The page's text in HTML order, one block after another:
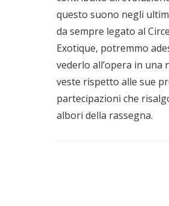
questo suono negli
da sempre legato al
Exotique, potremmo
vederlo all’opera in una
veste rispetto alle sue
partecipazioni che
albori della rassegna.